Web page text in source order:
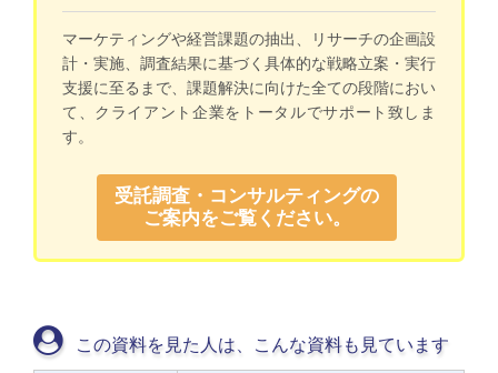
マーケティングや経営課題の抽出、リサーチの企画設
計・実施、調査結果に基づく具体的な戦略立案・実行
支援に至るまで、課題解決に向けた全ての段階におい
て、クライアント企業をトータルでサポート致しま
す。
受託調査・コンサルティングの
ご案内をご覧ください。
この資料を見た人は、こんな資料も見ています